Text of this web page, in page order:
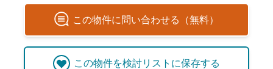
この物件に問い合わせる（無料）
この物件を検討リストに保存する